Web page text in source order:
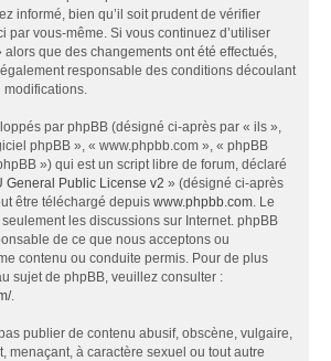
informé, bien qu’il soit prudent de vérifier
par vous-même. Si vous continuez d’utiliser
que des changements ont été effectués,
responsable des conditions découlant
modifications.
par phpBB (désigné ci-après par « ils »,
phpBB », « www.phpbb.com », « phpBB
») qui est un script libre de forum, déclaré
General Public License v2 » (désigné ci-après
être téléchargé depuis www.phpbb.com. Le
les discussions sur Internet. phpBB
de ce que nous acceptons ou
contenu ou conduite permis. Pour de plus
sujet de phpBB, veuillez consulter :
.
publier de contenu abusif, obscène, vulgaire,
menaçant, à caractère sexuel ou tout autre